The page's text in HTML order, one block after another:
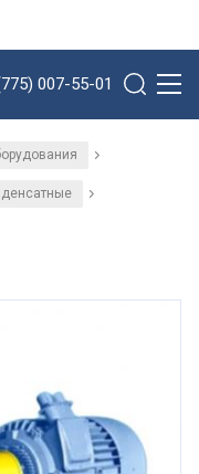
007-55-01
/
/